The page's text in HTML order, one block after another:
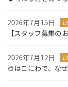
2026年7月15日
【スタッフ募集の
2026年7月12日
🎨はこにわで、な